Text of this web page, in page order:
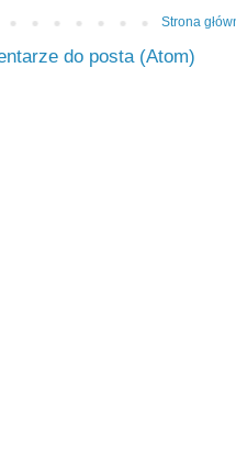
Strona
do posta (Atom)